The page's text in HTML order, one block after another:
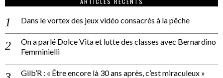
Dans le vortex des jeux vidéo consacrés à la pêche
On a parlé Dolce Vita et lutte des classes avec Bernardino
Femminielli
Gilb’R : « Être encore là 30 ans après, c’est miraculeux »